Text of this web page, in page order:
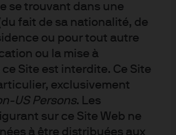
se trouvant dans une
fait de sa nationalité, de
ou pour tout autre
ou la mise à
Site est interdite. Ce Site
exclusivement
Persons. Les
sur ce Site Web ne
à être distribuées aux
en ETF
pensent que leurs
continuent d’augmenter,
des stratégies passives et orientées